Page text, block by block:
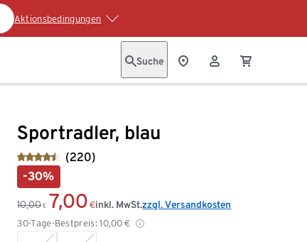
Aktionsbedingungen
Suche
Sportradler, blau
(220)
-30%
10,00 € 7,00 €
30-Tage-Bestpreis: 10,00 €
inkl. MwSt.zzgl. Versandkosten